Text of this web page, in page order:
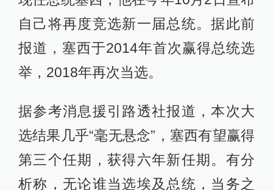
举投票于10日拉开帷幕，投票时间为
本月10日至12日每天9时至21时，结
果将于18日公布。
据埃及全国选举委员会消息，约6700
万选民可在埃及各地9000多个投票站
投票。本次大选的4名竞选人包括埃及
现任总统塞西，他在今年10月2日宣布